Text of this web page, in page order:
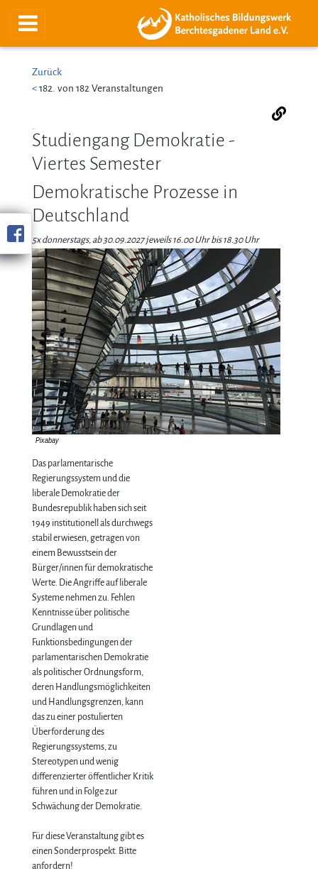
Zurück
< 182. von 182 Veranstaltungen
Studiengang Demokratie -
Viertes Semester
Demokratische Prozesse in
Deutschland
5x donnerstags, ab 30.09.2027 jeweils 16.00 Uhr bis 18.30 Uhr
Das parlamentarische
Regierungssystem und die
liberale Demokratie der
Bundesrepublik haben sich seit
1949 institutionell als durchwegs
stabil erwiesen, getragen von
einem Bewusstsein der
Bürger/innen für demokratische
Werte. Die Angriffe auf liberale
Systeme nehmen zu. Fehlen
Kenntnisse über politische
Grundlagen und
Funktionsbedingungen der
parlamentarischen Demokratie
als politischer Ordnungsform,
deren Handlungsmöglichkeiten
und Handlungsgrenzen, kann
das zu einer postulierten
Überforderung des
Regierungssystems, zu
Stereotypen und wenig
differenzierter öffentlicher Kritik
führen und in Folge zur
Schwächung der Demokratie.
Für diese Veranstaltung gibt es
einen Sonderprospekt. Bitte
anfordern!